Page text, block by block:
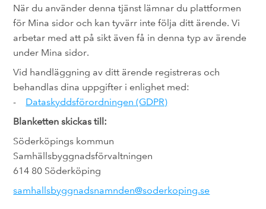
När du använder denna tjänst lämnar du plattformen
för Mina sidor och kan tyvärr inte följa ditt ärende. Vi
arbetar med att på sikt även få in denna typ av ärende
under Mina sidor.
Vid handläggning av ditt ärende registreras och
behandlas dina uppgifter i enlighet med:
- Dataskyddsförordningen (GDPR)
Blanketten skickas till:
Söderköpings kommun
Samhällsbyggnadsförvaltningen
614 80 Söderköping
samhallsbyggnadsnamnden@soderkoping.se